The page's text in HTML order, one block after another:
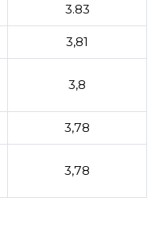
3.83
3,81
3,8
3,78
3,78